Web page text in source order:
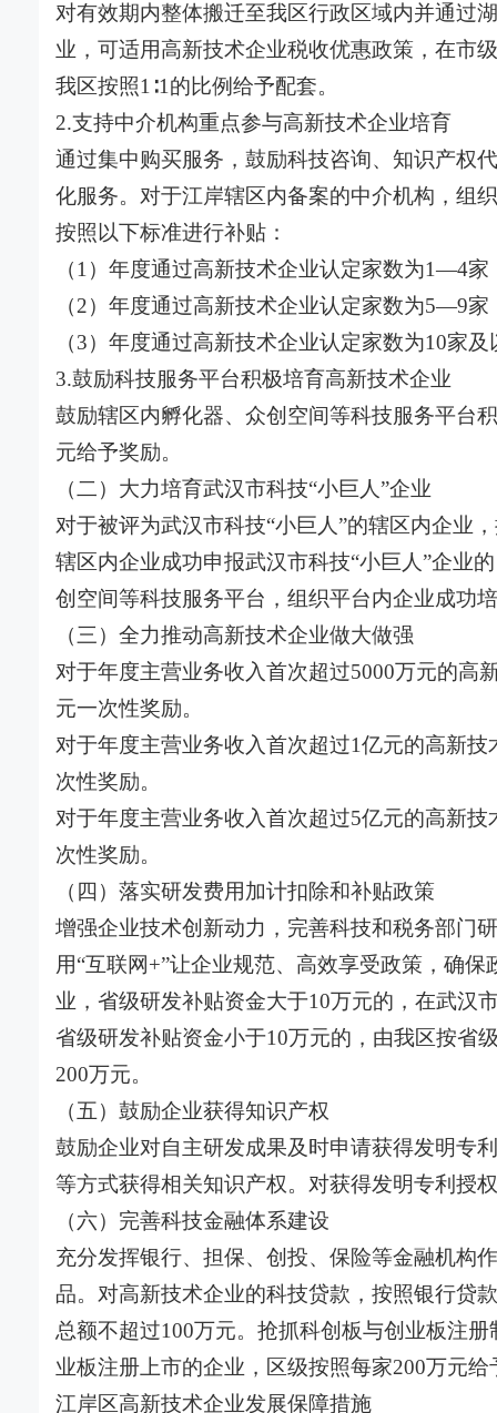
对有效期内整体搬迁至我区行政区域内并通过
业，可适用高新技术企业税收优惠政策，在市
我区按照1∶1的比例给予配套。
2.支持中介机构重点参与高新技术企业培育
通过集中购买服务，鼓励科技咨询、知识产权
化服务。对于江岸辖区内备案的中介机构，组
按照以下标准进行补贴：
（1）年度通过高新技术企业认定家数为1—4
（2）年度通过高新技术企业认定家数为5—9
（3）年度通过高新技术企业认定家数为10家
3.鼓励科技服务平台积极培育高新技术企业
鼓励辖区内孵化器、众创空间等科技服务平台
元给予奖励。
（二）大力培育武汉市科技“小巨人”企业
对于被评为武汉市科技“小巨人”的辖区内企业
辖区内企业成功申报武汉市科技“小巨人”企业
创空间等科技服务平台，组织平台内企业成功
（三）全力推动高新技术企业做大做强
对于年度主营业务收入首次超过5000万元的高
元一次性奖励。
对于年度主营业务收入首次超过1亿元的高新
次性奖励。
对于年度主营业务收入首次超过5亿元的高新
次性奖励。
（四）落实研发费用加计扣除和补贴政策
增强企业技术创新动力，完善科技和税务部门
用“互联网+”让企业规范、高效享受政策，确
业，省级研发补贴资金大于10万元的，在武汉
省级研发补贴资金小于10万元的，由我区按省
200万元。
（五）鼓励企业获得知识产权
鼓励企业对自主研发成果及时申请获得发明专
等方式获得相关知识产权。对获得发明专利授
（六）完善科技金融体系建设
充分发挥银行、担保、创投、保险等金融机构
品。对高新技术企业的科技贷款，按照银行贷
总额不超过100万元。抢抓科创板与创业板注
业板注册上市的企业，区级按照每家200万元
江岸区高新技术企业发展保障措施